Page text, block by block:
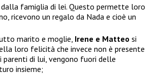
dalla famiglia di lei. Questo permette loro
ricevono un regalo da Nada e cioè un
marito e moglie, Irene e Matteo si
loro felicità che invece non è presente
parenti di lui, vengono fuori delle
insieme;